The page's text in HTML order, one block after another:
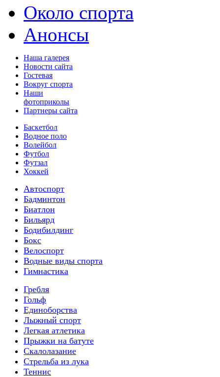
Около спорта
Анонсы
Наша галерея
Новости сайта
Гостевая
Вокруг спорта
Наши
фотоприколы
Партнеры сайта
Баскетбол
Водное поло
Волейбол
Футбол
Футзал
Хоккей
Автоспорт
Бадминтон
Биатлон
Бильярд
Бодибилдинг
Бокс
Велоспорт
Водные виды спорта
Гимнастика
Гребля
Гольф
Единоборства
Лыжный спорт
Легкая атлетика
Прыжки на батуте
Скалолазание
Стрельба из лука
Теннис